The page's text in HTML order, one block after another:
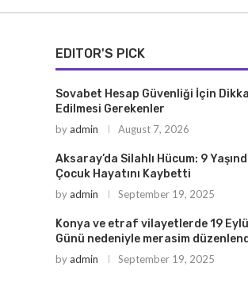
EDITOR'S PICK
Sovabet Hesap Güvenliği İçin
Edilmesi Gerekenler
byadmin August 7, 2026
Aksaray’da Silahlı Hücum: 9
Çocuk Hayatını Kaybetti
byadmin September 19, 2025
Konya ve etraf vilayetlerde 19
Günü nedeniyle merasim
byadmin September 19, 2025